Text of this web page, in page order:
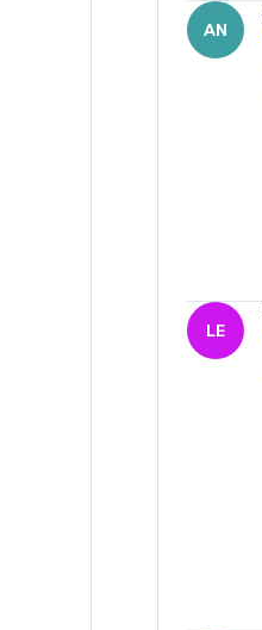
AN
LE